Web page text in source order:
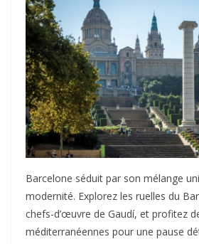
Barcelone séduit par son mélange
modernité. Explorez les ruelles du
chefs-d’œuvre de Gaudí, et profitez
méditerranéennes pour une pause